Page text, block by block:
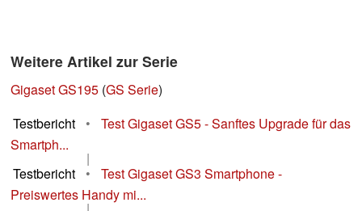
Weitere Artikel zur Serie
Gigaset GS195 (GS Serie)
Testbericht
•
Test Gigaset GS5 - Sanftes Upgrade für das
Smartph...
|
Testbericht
•
Test Gigaset GS3 Smartphone -
Preiswertes Handy mi...